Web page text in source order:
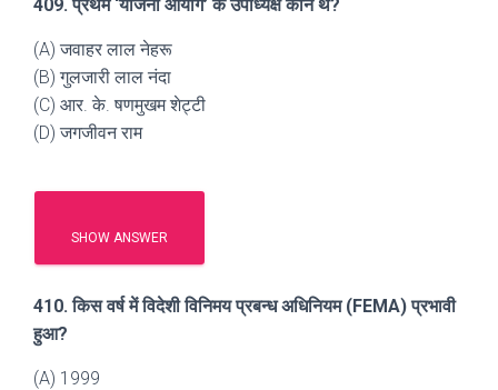
409. प्रथम ‘योजना आयोग’ के उपाध्यक्ष कौन थे?
(A) जवाहर लाल नेहरू
(B) गुलजारी लाल नंदा
(C) आर. के. षणमुखम शेट्टी
(D) जगजीवन राम
SHOW ANSWER
410. किस वर्ष में विदेशी विनिमय प्रबन्ध अधिनियम (FEMA) प्रभावी
हुआ?
(A) 1999